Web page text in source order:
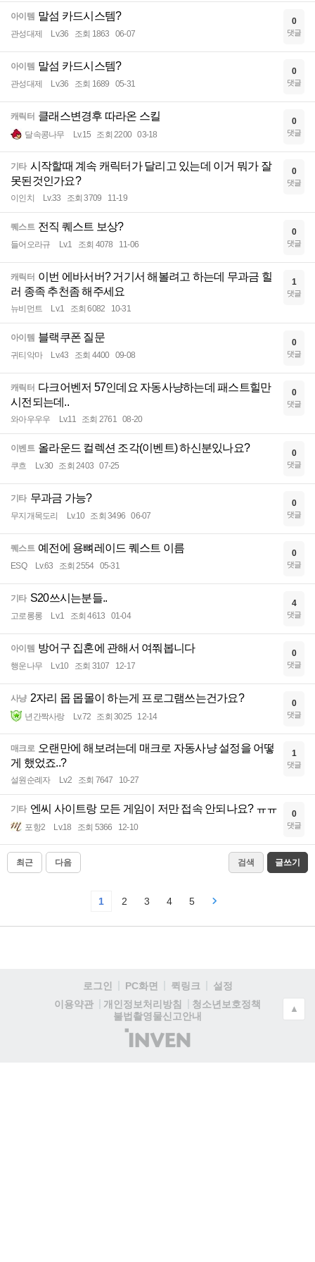
아이템 말섬 카드시스템?
관성대제 Lv.36 조회 1863 06-07
0
댓글
아이템 말섬 카드시스템?
관성대제 Lv.36 조회 1689 05-31
0
댓글
캐릭터 클래스변경후 따라온 스킬
달속콩나무 Lv.15 조회 2200 03-18
0
댓글
기타 시작할때 계속 캐릭터가 달리고 있는데 이거 뭐가 잘
못된것인가요?
이인치 Lv.33 조회 3709 11-19
0
댓글
퀘스트 전직 퀘스트 보상?
들어오라규 Lv.1 조회 4078 11-06
0
댓글
캐릭터 이번 에바서버? 거기서 해볼려고 하는데 무과금 힐
러 종족 추천좀 해주세요
뉴비먼트 Lv.1 조회 6082 10-31
1
댓글
아이템 블랙쿠폰 질문
귀티악마 Lv.43 조회 4400 09-08
0
댓글
캐릭터 다크어벤저 57인데요 자동사냥하는데 패스트힐만
시전되는데..
와아우우우 Lv.11 조회 2761 08-20
0
댓글
이벤트 올라운드 컬렉션 조각(이벤트) 하신분있나요?
쿠흐 Lv.30 조회 2403 07-25
0
댓글
기타 무과금 가능?
무지개목도리 Lv.10 조회 3496 06-07
0
댓글
퀘스트 예전에 용뼈레이드 퀘스트 이름
ESQ Lv.63 조회 2554 05-31
0
댓글
기타 S20쓰시는분들..
고로롱롱 Lv.1 조회 4613 01-04
4
댓글
아이템 방어구 집혼에 관해서 여쭤봅니다
행운나무 Lv.10 조회 3107 12-17
0
댓글
사냥 2자리 몹 몹몰이 하는게 프로그램쓰는건가요?
년간짝사랑 Lv.72 조회 3025 12-14
0
댓글
매크로 오랜만에 해보려는데 매크로 자동사냥 설정을 어떻
게 했었죠..?
설원순례자 Lv.2 조회 7647 10-27
1
댓글
기타 엔씨 사이트랑 모든 게임이 저만 접속 안되나요? ㅠㅠ
포항2 Lv.18 조회 5366 12-10
0
댓글
최근 다음 검색 글쓰기
1 2 3 4 5
로그인 PC화면 퀵링크
설정
이용약관
개인정보처리방침
청소년보호정책
불법촬영물신고안내
(주)
인
▲